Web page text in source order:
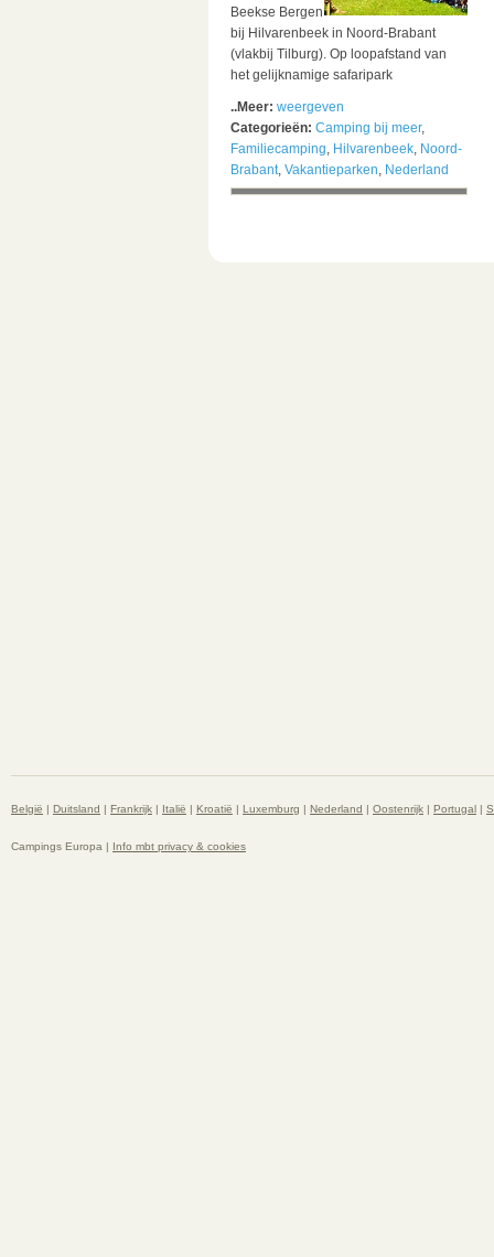
Beekse Bergen
bij Hilvarenbeek‎ in Noord-Brabant
(vlakbij Tilburg). Op loopafstand van
het gelijknamige safaripark
..Meer: weergeven
Categorieën: Camping bij meer,
Familiecamping, Hilvarenbeek‎, Noord-
Brabant, Vakantieparken, Nederland
België | Duitsland | Frankrijk | Italië | Kroatië | Luxemburg | Nederland | Oostenrijk | Portugal |
Campings Europa | Info mbt privacy & cookies